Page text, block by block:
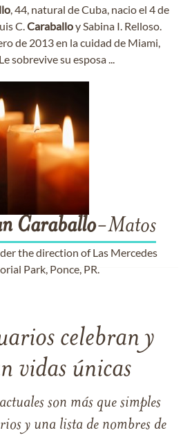
, 44, natural de Cuba, nacio el 4 de
C.Caraballoy Sabina I. Relloso.
de 2013 en la cuidad de Miami,
sobrevive su esposa ...
Caraballo-Matos
the direction of Las Mercedes
Park, Ponce, PR.
celebran y
vidas únicas
son más que simples
y una lista de nombres de